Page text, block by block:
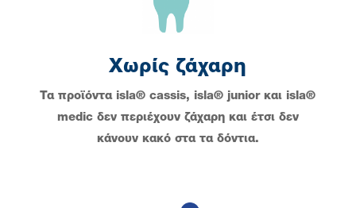
Χωρίς ζάχαρη
Τα προϊόντα isla® cassis, isla® junior και isla®
medic δεν περιέχουν ζάχαρη και έτσι δεν
κάνουν κακό στα τα δόντια.